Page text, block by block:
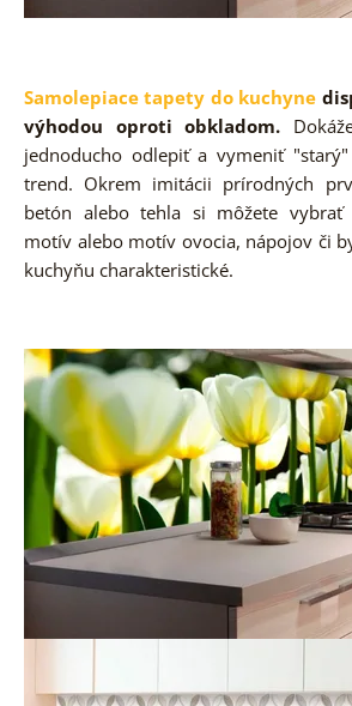
Samolepiace tapety do kuchyne
výhodou oproti obkladom.
jednoducho odlepiť a vymeniť
trend. Okrem imitácii prírodných
betón alebo tehla si môžete vybrať
motív alebo motív ovocia, nápojov či
kuchyňu charakteristické.